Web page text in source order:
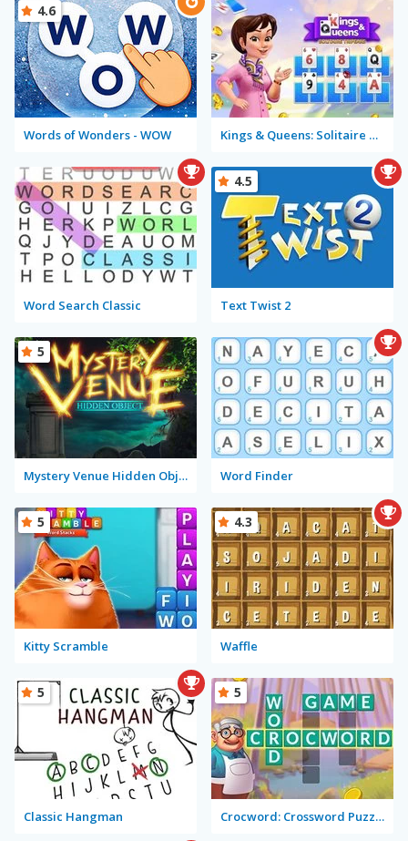
Words of Wonders - WOW
4.6
Kings & Queens: Solitaire Tripeaks
Word Search Classic Text Twist 2
4.5
Mystery Venue Hidden Object
5
Word Finder
Kitty Scramble
5
Waffle
4.3
Classic Hangman
5
Crocword: Crossword Puzzle Game
5